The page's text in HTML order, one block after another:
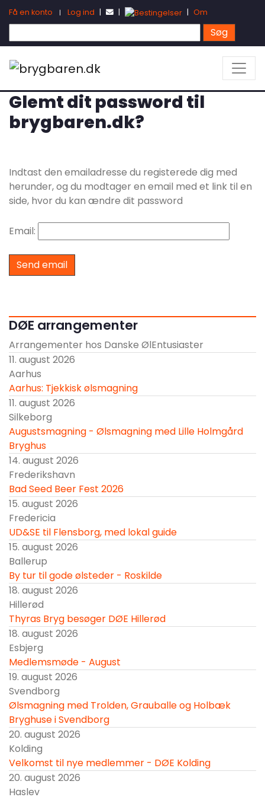
Få en konto | Log ind | | | Om
Glemt dit password til
brygbaren.dk?
Indtast den emailadresse du registerede dig med
herunder, og du modtager en email med et link til en
side, hvor du kan ændre dit password
Email:
DØE arrangementer
Arrangementer hos Danske ØlEntusiaster
11. august 2026
Aarhus
Aarhus: Tjekkisk ølsmagning
11. august 2026
Silkeborg
Augustsmagning - Ølsmagning med Lille Holmgård
Bryghus
14. august 2026
Frederikshavn
Bad Seed Beer Fest 2026
15. august 2026
Fredericia
UD&SE til Flensborg, med lokal guide
15. august 2026
Ballerup
By tur til gode ølsteder - Roskilde
18. august 2026
Hillerød
Thyras Bryg besøger DØE Hillerød
18. august 2026
Esbjerg
Medlemsmøde - August
19. august 2026
Svendborg
Ølsmagning med Trolden, Grauballe og Holbæk
Bryghuse i Svendborg
20. august 2026
Kolding
Velkomst til nye medlemmer - DØE Kolding
20. august 2026
Haslev